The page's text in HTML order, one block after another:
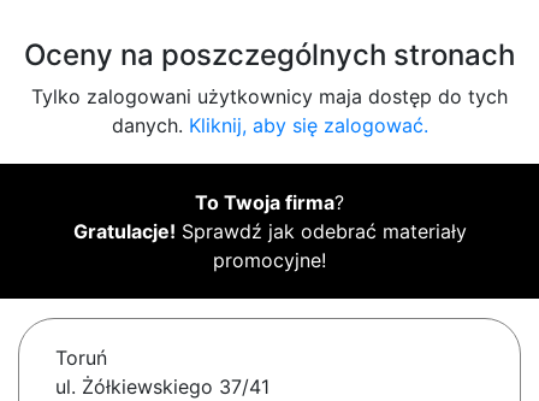
Oceny na poszczególnych stronach
Tylko zalogowani użytkownicy maja dostęp do tych
danych. Kliknij, aby się zalogować.
To Twoja firma?
Gratulacje! Sprawdź jak odebrać materiały
promocyjne!
Toruń
ul. Żółkiewskiego 37/41